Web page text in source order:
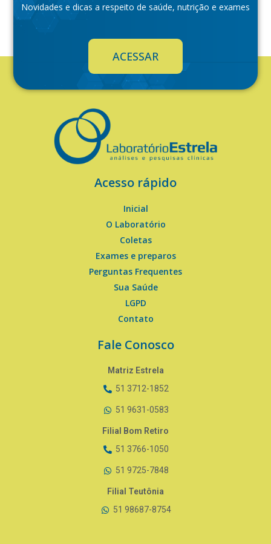
Novidades e dicas a respeito de saúde, nutrição e exames
ACESSAR
Acesso rápido
Inicial
O Laboratório
Coletas
Exames e preparos
Perguntas Frequentes
Sua Saúde
LGPD
Contato
Fale Conosco
Matriz Estrela
51 3712-1852
51 9631-0583
Filial Bom Retiro
51 3766-1050
51 9725-7848
Filial Teutônia
51 98687-8754